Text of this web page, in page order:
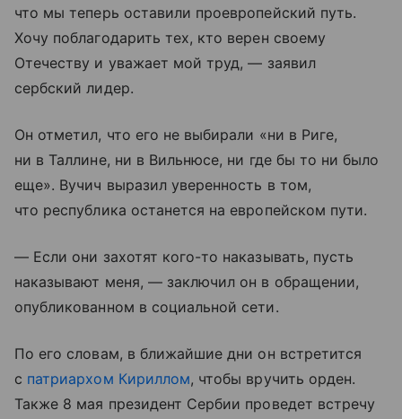
что мы теперь оставили проевропейский путь.
Хочу поблагодарить тех, кто верен своему
Отечеству и уважает мой труд, — заявил
сербский лидер.
Он отметил, что его не выбирали «ни в Риге,
ни в Таллине, ни в Вильнюсе, ни где бы то ни было
еще». Вучич выразил уверенность в том,
что республика останется на европейском пути.
— Если они захотят кого-то наказывать, пусть
наказывают меня, — заключил он в обращении,
опубликованном в социальной сети.
По его словам, в ближайшие дни он встретится
с патриархом Кириллом, чтобы вручить орден.
Также 8 мая президент Сербии проведет встречу